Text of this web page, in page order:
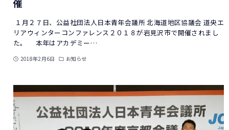
催
１月２７日、公益社団法人日本青年会議所 北海道地区協議会 道央エ
リアウィンターコンファレンス２０１８が岩見沢市で開催されまし
た。 本年はアカデミー…
2018年2月6日 お知らせ